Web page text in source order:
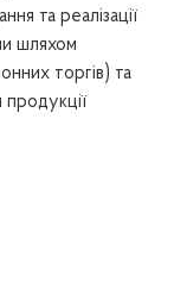
та реалізації
шляхом
торгів) та